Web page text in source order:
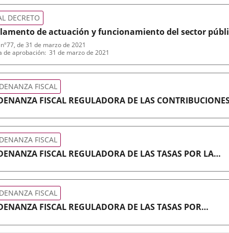
de actuación y funcionamiento del sector
electrónicos
DECRETO
nº77, de 31 de marzo de 2021
de aprobación 31 de marzo de 2021
FISCAL REGULADORA DE LAS
FISCAL
FISCAL REGULADORA DE LAS TASAS POR LA
FISCAL
FISCAL REGULADORA DE LAS TASAS POR
FISCAL